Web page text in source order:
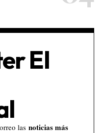
El
las noticias más